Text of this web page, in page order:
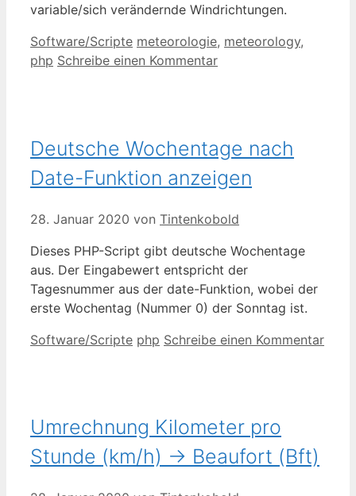
variable/sich verändernde Windrichtungen.
Kategorien
Software/Scripte Schlagwörter
meteorologie, meteorology,
php Schreibe einen Kommentar
Deutsche Wochentage nach
Date-Funktion anzeigen
28. Januar 2020 von Tintenkobold
Dieses PHP-Script gibt deutsche Wochentage
aus. Der Eingabewert entspricht der
Tagesnummer aus der date-Funktion, wobei der
erste Wochentag (Nummer 0) der Sonntag ist.
Kategorien
Software/Scripte Schlagwörter
php Schreibe einen Kommentar
Umrechnung Kilometer pro
Stunde (km/h) -> Beaufort (Bft)